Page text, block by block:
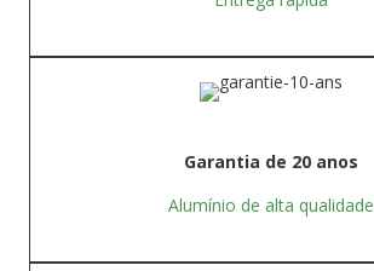
Garantia de 20 anos
Alumínio de alta qualidade